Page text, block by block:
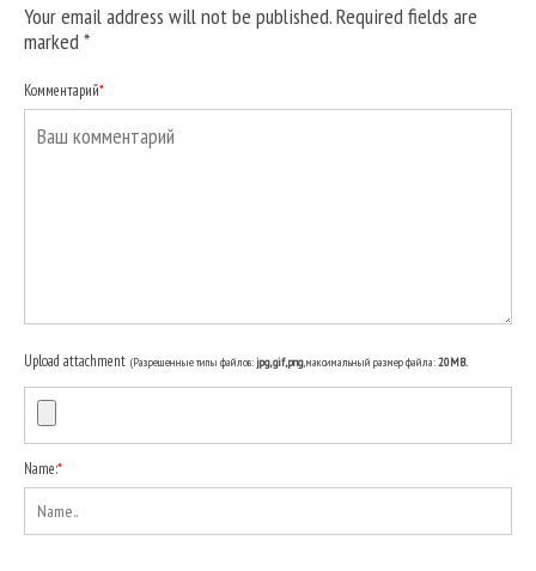
Your email address will not be published. Required fields are
marked*
Комментарий*
Upload attachment (Разрешенные типы файлов:jpg, gif, png, максимальный размер файла:20MB.
Name:*